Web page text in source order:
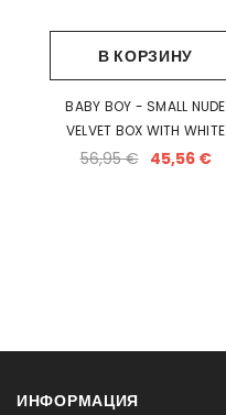
В КОРЗИНУ
BABY BOY - SMALL NUDE
VELVET BOX WITH WHITE
ROSES
56,95 € 45,56 €
ИНФОРМАЦИЯ